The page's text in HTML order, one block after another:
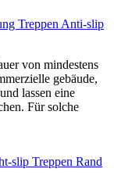
Treppen Anti-slip
von mindestens
gebäude,
lassen eine
Für solche
slip Treppen Rand